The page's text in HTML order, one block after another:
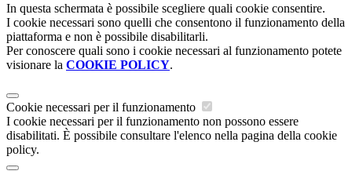
In questa schermata è possibile scegliere quali cookie consentire.
I cookie necessari sono quelli che consentono il funzionamento della
piattaforma e non è possibile disabilitarli.
Per conoscere quali sono i cookie necessari al funzionamento potete
visionare la COOKIE POLICY.
Cookie necessari per il funzionamento
I cookie necessari per il funzionamento non possono essere
disabilitati. È possibile consultare l'elenco nella pagina della cookie
policy.